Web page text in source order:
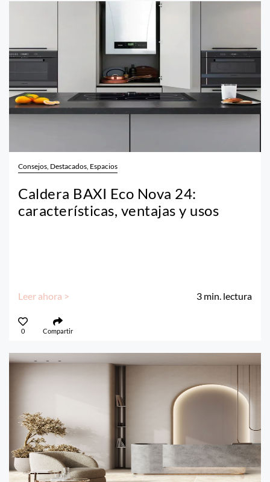
Consejos, Destacados, Espacios
Caldera BAXI Eco Nova 24:
características, ventajas y usos
Leer ahora > 3 min. lectura
0 Compartir